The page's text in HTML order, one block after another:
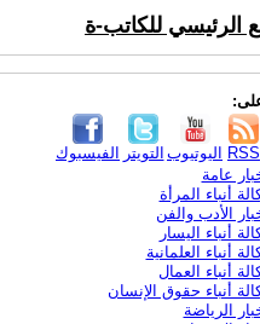
الرئيسي للكاتب-ة
الفيسبوك التويتر اليوتيوب RSS
عامة
أنباء المرأة
الأدب والفن
أنباء اليسار
أنباء العلمانية
أنباء العمال
أنباء حقوق الإنسان
الرياضة